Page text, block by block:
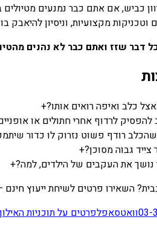
כביש, אם אתם כבר נמנעים
וטכניקות מקצועיות, וניסיון
דבר שזז ואתם כבר לא נהנים
כלב ואיפה רואים אותו?+
להפסיק לרדוף אחרי חתולים או
רודף פשוט נזרוק לו כדור
גבוה מסוכן?+
נושך את העקבים של הילדים, למה?+
השאירו פרטים לשיחת ייעוץ חינם
03-וואטסאפלפרטים על תוכניות